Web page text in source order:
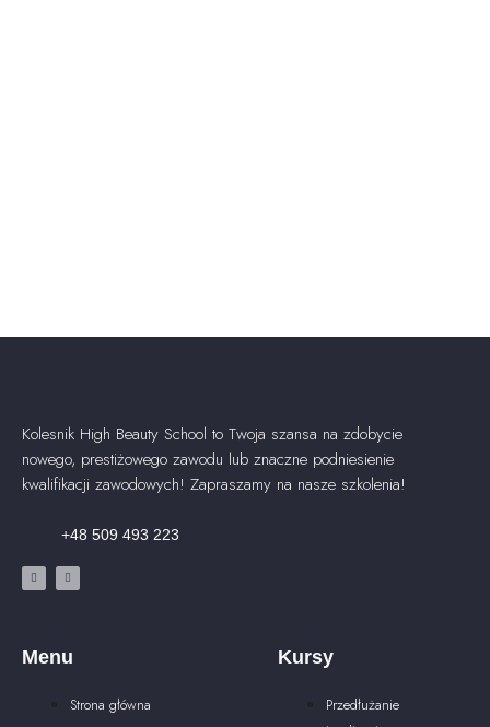
Kolesnik High Beauty School to Twoja szansa na zdobycie
nowego, prestiżowego zawodu lub znaczne podniesienie
kwalifikacji zawodowych! Zapraszamy na nasze szkolenia!
+48 509 493 223
Menu
Strona główna
Kursy
Przedłużanie